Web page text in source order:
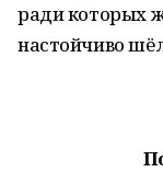
ради которых
настойчиво